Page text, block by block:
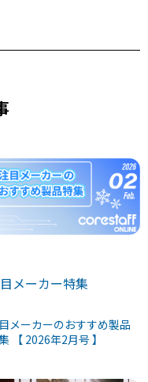
メーカー特集
メーカーのおすすめ製品
【 2026年2月号 】